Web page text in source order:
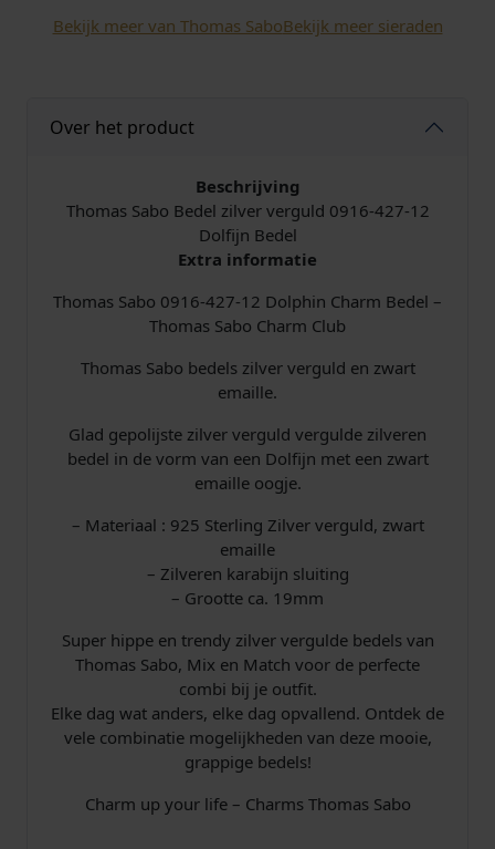
n
i
j
k
p
r
i
j
s
w
a
s
:
€
p
s
s
4
5
0
.
B
l
1
2
7
1
D
h
n
a
r
v
e
u
Bekijk meer van Thomas SaboBekijk meer sieraden
Over het product
Beschrijving
Thomas Sabo Bedel zilver verguld 0916-427-12
Dolfijn Bedel
Extra informatie
Thomas Sabo 0916-427-12 Dolphin Charm Bedel –
Thomas Sabo Charm Club
Thomas Sabo bedels zilver verguld en zwart
emaille.
Glad gepolijste zilver verguld vergulde zilveren
bedel in de vorm van een Dolfijn met een zwart
emaille oogje.
– Materiaal : 925 Sterling Zilver verguld, zwart
emaille
– Zilveren karabijn sluiting
– Grootte ca. 19mm
Super hippe en trendy zilver vergulde bedels van
Thomas Sabo, Mix en Match voor de perfecte
combi bij je outfit.
Elke dag wat anders, elke dag opvallend. Ontdek de
vele combinatie mogelijkheden van deze mooie,
grappige bedels!
Charm up your life – Charms Thomas Sabo